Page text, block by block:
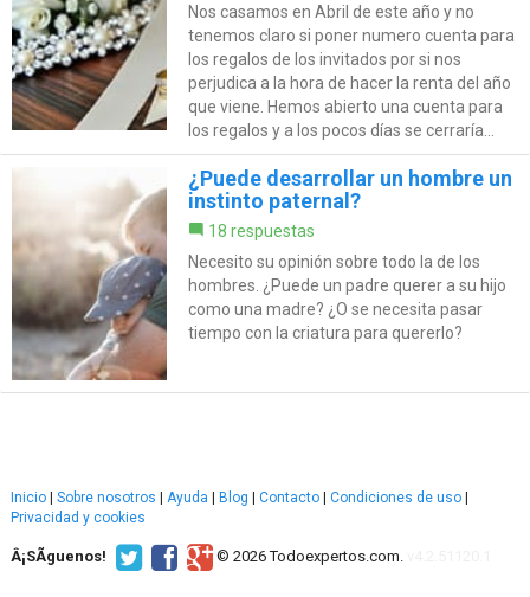
Nos casamos en Abril de este año y no
tenemos claro si poner numero cuenta para
los regalos de los invitados por si nos
perjudica a la hora de hacer la renta del año
que viene. Hemos abierto una cuenta para
los regalos y a los pocos días se cerraría...
¿Puede desarrollar un hombre un
instinto paternal?
18 respuestas
Necesito su opinión sobre todo la de los
hombres. ¿Puede un padre querer a su hijo
como una madre? ¿O se necesita pasar
tiempo con la criatura para quererlo?
Inicio | Sobre nosotros | Ayuda | Blog | Contacto | Condiciones de uso |
Privacidad y cookies
Â¡SÃ­guenos! © 2026 Todoexpertos.com.